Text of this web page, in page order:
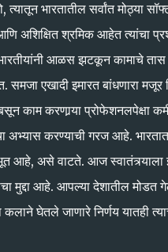
त्यातून भारतातील सर्वांत मोठ्या
अशिक्षित श्रमिक आहेत त्यांचा
आळस झटकून कामाचे तास
समजा एखादी इमारत बांधणारा
काम करणार्‍या प्रोफेशनलपेक्षा
करण्याची गरज आहे. भारतात
आहे, असे वाटते. आज
आहे. आपल्या देशातील मोडत
कलाने घेतले जाणारे निर्णय यातही